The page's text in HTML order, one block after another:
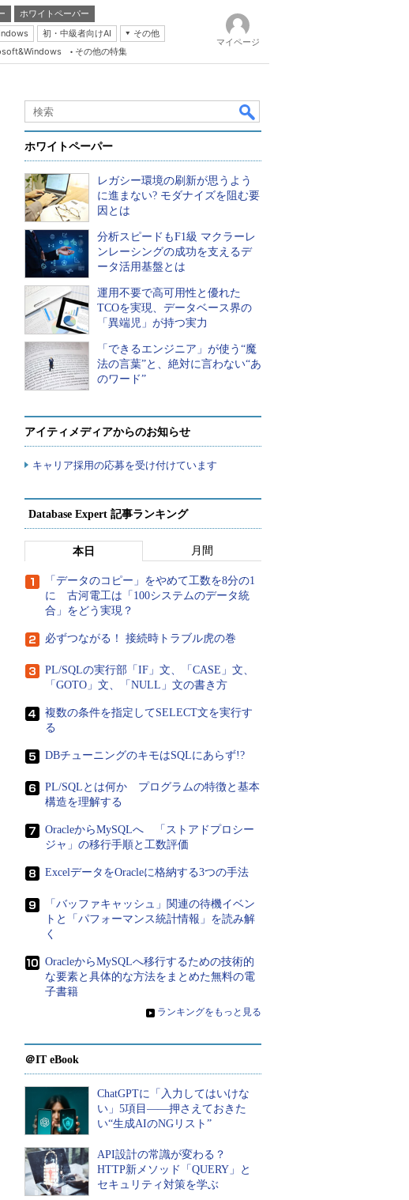
ホワイトペーパー
初・中級者向けAI
その他
Storage
Expert
of IP Network
& Trust
その他の特集
マイページ
ホワイトペーパー
レガシー環境の刷新が思うよう
に進まない? モダナイズを阻む要
因とは
分析スピードもF1級 マクラーレ
ンレーシングの成功を支えるデ
ータ活用基盤とは
運用不要で高可用性と優れた
TCOを実現、データベース界の
「異端児」が持つ実力
「できるエンジニア」が使う“魔
法の言葉”と、絶対に言わない“あ
のワード”
アイティメディアからのお知らせ
キャリア採用の応募を受け付けています
Database Expert 記事ランキング
本日 月間
「データのコピー」をやめて工数を8分の1
に 古河電工は「100システムのデータ統
合」をどう実現？
必ずつながる！ 接続時トラブル虎の巻
PL/SQLの実行部「IF」文、「CASE」文、
「GOTO」文、「NULL」文の書き方
複数の条件を指定してSELECT文を実行す
る
DBチューニングのキモはSQLにあらず!?
PL/SQLとは何か プログラムの特徴と基本
構造を理解する
OracleからMySQLへ 「ストアドプロシー
ジャ」の移行手順と工数評価
ExcelデータをOracleに格納する3つの手法
「バッファキャッシュ」関連の待機イベン
トと「パフォーマンス統計情報」を読み解
く
OracleからMySQLへ移行するための技術的
な要素と具体的な方法をまとめた無料の電
子書籍
» ランキングをもっと見る
＠IT eBook
ChatGPTに「入力してはいけな
い」5項目――押さえておきた
い“生成AIのNGリスト”
API設計の常識が変わる？
HTTP新メソッド「QUERY」と
セキュリティ対策を学ぶ